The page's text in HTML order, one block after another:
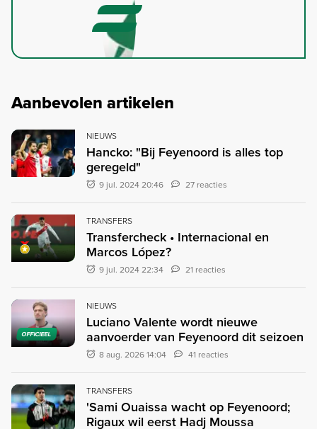
Aanbevolen artikelen
NIEUWS
Hancko: "Bij Feyenoord is alles top
geregeld"
9 jul. 2024 20:46 27 reacties
TRANSFERS
Transfercheck • Internacional en
Marcos López?
9 jul. 2024 22:34 21 reacties
OFFICIEEL
NIEUWS
Luciano Valente wordt nieuwe
aanvoerder van Feyenoord dit seizoen
8 aug. 2026 14:04 41 reacties
TRANSFERS
'Sami Ouaissa wacht op Feyenoord;
Rigaux wil eerst Hadj Moussa